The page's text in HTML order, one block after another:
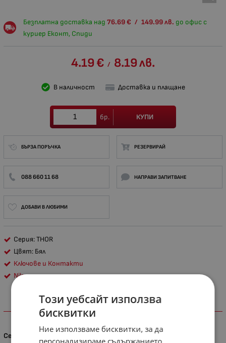
Безплатна доставка над 76.69 € / 149.99 лв. до офис с
куриер Еконт, Спиди
4.19 € / 8.19лв.
В наличност Доставка и плащане
бр. КУПИ
БЪРЗА ПОРЪЧКА РЕЗЕРВИРАЙ
088 660 11 68 НАПРАВИ ЗАПИТВАНЕ
ДОБАВИ В ЛЮБИМИ
Серия: THOR
Цвят: Бял
Ключове и Контакти
Nilson
ХАРАКТЕРИСТИКИ
Серия
Този уебсайт използва
бисквитки
Ние използваме бисквитки, за да
персонализираме съдържанието,